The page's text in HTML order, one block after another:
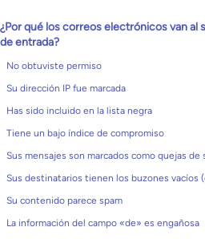
¿Por qué los correos electrónicos van al
de entrada?
No obtuviste permiso
Su dirección IP fue marcada
Has sido incluido en la lista negra
Tiene un bajo índice de compromiso
Sus mensajes son marcados como quejas de
Sus destinatarios tienen los buzones vacíos
Su contenido parece spam
La información del campo «de» es engañosa